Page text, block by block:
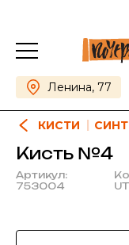
Ленина, 77
КИСТИ
Кисть №4
Артикул:
753004